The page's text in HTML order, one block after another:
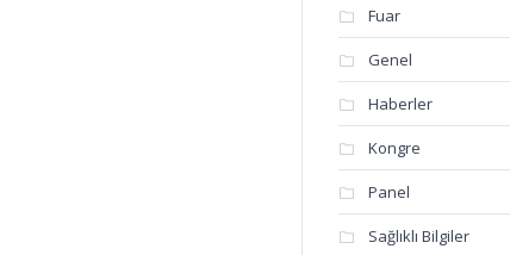
Fuar
Genel
Haberler
Kongre
Panel
Sağlıklı Bilgiler